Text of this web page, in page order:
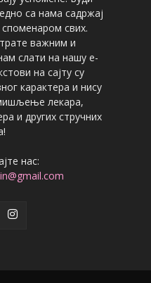
са нама садржај
свих.
важним и
слати на нашу е-
на сајту су
карактера и нису
лекара,
и других стручних
нас: